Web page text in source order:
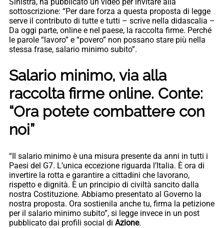
sottoscrizione: “Per dare forza a questa proposta di legge
serve il contributo di tutte e tutti – scrive nella didascalia –
Da oggi parte, online e nel paese, la raccolta firme. Perché
le parole “lavoro” e “povero” non possano stare più nella
stessa frase, salario minimo subito”.
Salario minimo, via alla
raccolta firme online. Conte:
“Ora potete combattere con
noi”
“Il salario minimo è una misura presente da anni in tutti i
Paesi del G7. L’unica eccezione riguarda l’Italia. È ora di
invertire la rotta e garantire a cittadini che lavorano,
rispetto e dignità. È un principio di civiltà sancito dalla
nostra Costituzione. Abbiamo presentato al Governo la
nostra proposta. Ora sostienila anche tu, firma la petizione
per il salario minimo subito”, si legge invece in un post
pubblicato dai profili social di Azione.